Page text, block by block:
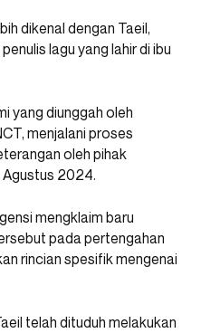
dikenal dengan Taeil,
lagu yang lahir di ibu
yang diunggah oleh
menjalani proses
oleh pihak
Agustus 2024.
mengklaim baru
pada pertengahan
rincian spesifik mengenai
telah dituduh melakukan